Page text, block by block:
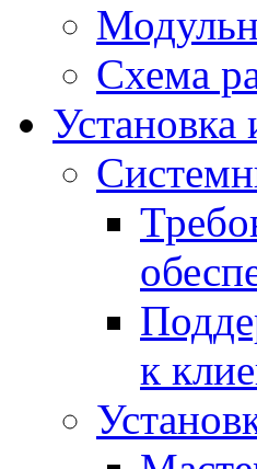
Схема
Установка
к